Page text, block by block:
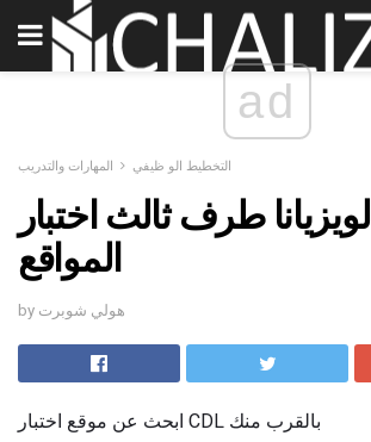
ad
التخطيط الو ظيفي المهارات والتدريب
لويزيانا طرف ثالث اختبار CDL
المواقع
by هولي شوبرت
ابحث عن موقع اختبار CDL بالقرب منك